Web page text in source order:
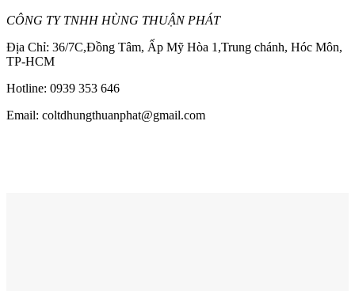
CÔNG TY TNHH HÙNG THUẬN PHÁT
Địa Chỉ: 36/7C,Đồng Tâm, Ấp Mỹ Hòa 1,Trung chánh, Hóc Môn,
TP-HCM
Hotline: 0939 353 646
Email: coltdhungthuanphat@gmail.com